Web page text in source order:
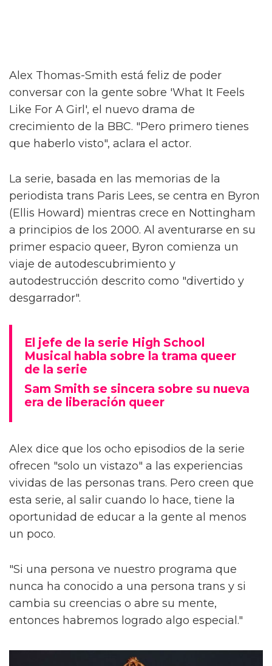
Alex Thomas-Smith está feliz de poder
conversar con la gente sobre 'What It Feels
Like For A Girl', el nuevo drama de
crecimiento de la BBC. "Pero primero tienes
que haberlo visto", aclara el actor.
La serie, basada en las memorias de la
periodista trans Paris Lees, se centra en Byron
(Ellis Howard) mientras crece en Nottingham
a principios de los 2000. Al aventurarse en su
primer espacio queer, Byron comienza un
viaje de autodescubrimiento y
autodestrucción descrito como "divertido y
desgarrador".
El jefe de la serie High School
Musical habla sobre la trama queer
de la serie
Sam Smith se sincera sobre su nueva
era de liberación queer
Alex dice que los ocho episodios de la serie
ofrecen "solo un vistazo" a las experiencias
vividas de las personas trans. Pero creen que
esta serie, al salir cuando lo hace, tiene la
oportunidad de educar a la gente al menos
un poco.
"Si una persona ve nuestro programa que
nunca ha conocido a una persona trans y si
cambia su creencias o abre su mente,
entonces habremos logrado algo especial."